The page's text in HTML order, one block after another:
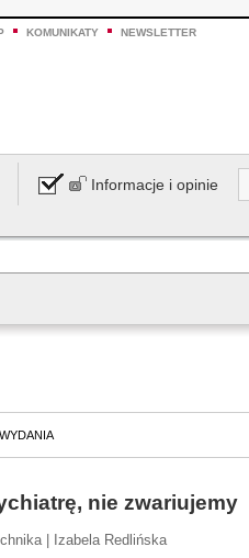
KOMUNIKATY NEWSLETTER
Informacje i opinie
nie zwariujemy
| Izabela Redlińska